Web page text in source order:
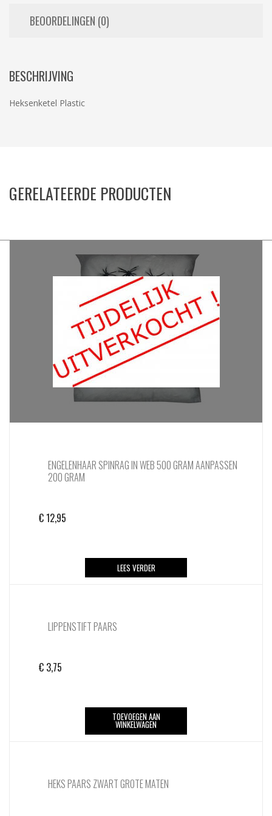
BEOORDELINGEN (0)
BESCHRIJVING
Heksenketel Plastic
GERELATEERDE PRODUCTEN
ENGELENHAAR SPINRAG IN WEB 500 GRAM AANPASSEN
200 GRAM
€12,95
LEES VERDER
LIPPENSTIFT PAARS
€ 3,75
TOEVOEGEN AAN
WINKELWAGEN
HEKS PAARS ZWART GROTE MATEN